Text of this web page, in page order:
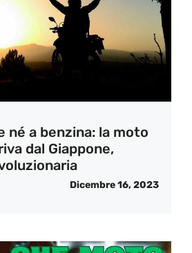
né a benzina: la moto
dal Giappone,
Dicembre 16, 2023